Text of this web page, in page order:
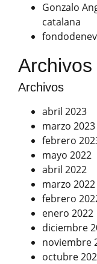
Gonzalo
catalana
Archivos
Archivos
abril 2023
marzo 2023
febrero
mayo 2022
abril 2022
marzo 2022
febrero
enero 2022
diciembre
noviembre
octubre